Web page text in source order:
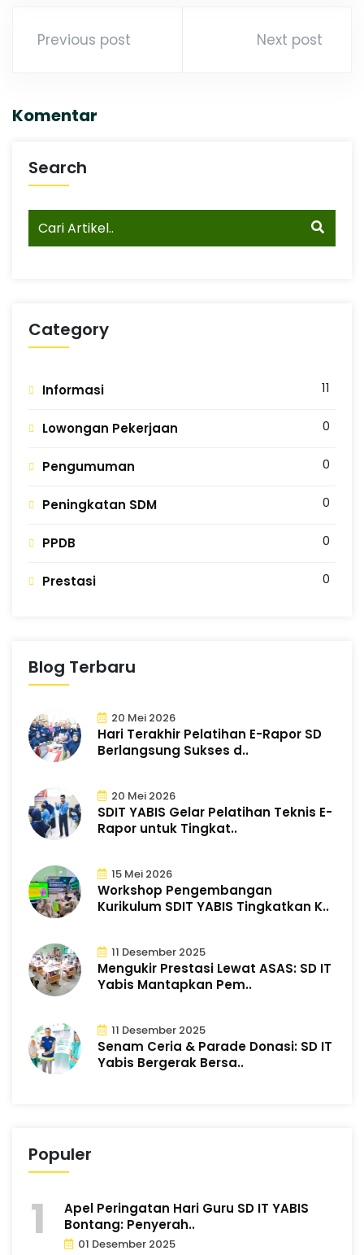
Previous post Next post
Komentar
Search
Category
Informasi 11
Lowongan Pekerjaan 0
Pengumuman 0
Peningkatan SDM 0
PPDB 0
Prestasi 0
Blog Terbaru
20 Mei 2026
Hari Terakhir Pelatihan E-Rapor SD
Berlangsung Sukses d..
20 Mei 2026
SDIT YABIS Gelar Pelatihan Teknis E-
Rapor untuk Tingkat..
15 Mei 2026
Workshop Pengembangan
Kurikulum SDIT YABIS Tingkatkan K..
11 Desember 2025
Mengukir Prestasi Lewat ASAS: SD IT
Yabis Mantapkan Pem..
11 Desember 2025
Senam Ceria & Parade Donasi: SD IT
Yabis Bergerak Bersa..
Populer
Apel Peringatan Hari Guru SD IT YABIS
Bontang: Penyerah..
01 Desember 2025